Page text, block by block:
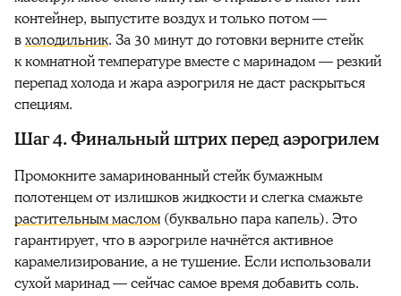
контейнер, выпустите воздух и только потом —
вхолодильник. За 30 минут до готовки верните стейк
к комнатной температуре вместе с маринадом — резкий
перепад холода и жара аэрогриля не даст раскрыться
специям.
Шаг 4. Финальный штрих перед аэрогрилем
Промокните замаринованный стейк бумажным
полотенцем от излишков жидкости и слегка смажьте
растительным маслом (буквально пара капель). Это
гарантирует, что в аэрогриле начнётся активное
карамелизирование, а не тушение. Если использовали
сухой маринад — сейчас самое время добавить соль.